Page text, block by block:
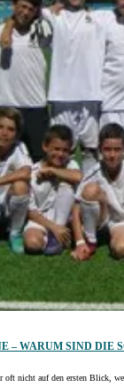
WARUM SIND DIE SO
oft nicht auf den ersten Blick,